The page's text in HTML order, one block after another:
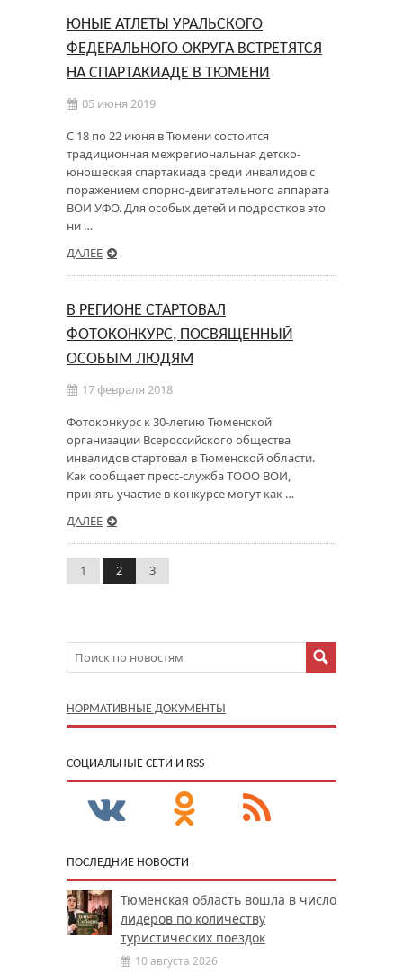
ЮНЫЕ АТЛЕТЫ УРАЛЬСКОГО
ФЕДЕРАЛЬНОГО ОКРУГА ВСТРЕТЯТСЯ
НА СПАРТАКИАДЕ В ТЮМЕНИ
05 июня 2019
С 18 по 22 июня в Тюмени состоится
традиционная межрегиональная детско-
юношеская спартакиада среди инвалидов с
поражением опорно-двигательного аппарата
ВОИ УФО. Для особых детей и подростков это
ни …
ДАЛЕЕ
В РЕГИОНЕ СТАРТОВАЛ
ФОТОКОНКУРС, ПОСВЯЩЕННЫЙ
ОСОБЫМ ЛЮДЯМ
17 февраля 2018
Фотоконкурс к 30-летию Тюменской
организации Всероссийского общества
инвалидов стартовал в Тюменской области.
Как сообщает пресс-служба ТООО ВОИ,
принять участие в конкурсе могут как …
ДАЛЕЕ
1 2 3
НОРМАТИВНЫЕ ДОКУМЕНТЫ
CОЦИАЛЬНЫЕ СЕТИ И RSS
ПОСЛЕДНИЕ НОВОСТИ
Тюменская область вошла в число
лидеров по количеству
туристических поездок
10 августа 2026